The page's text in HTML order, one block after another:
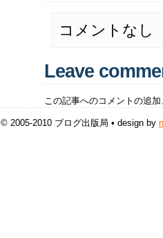
コメントなし
Leave
この記事へのコメントの追
© 2005-2010 ブログ出版局 • design by